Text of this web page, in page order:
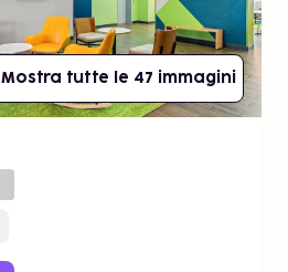
Mostra tutte le 47 immagini